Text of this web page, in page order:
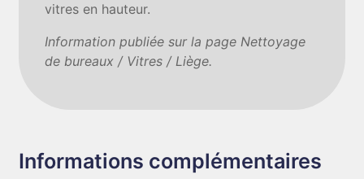
vitres en hauteur.
Information publiée sur la page Nettoyage
de bureaux / Vitres / Liège.
Informations complémentaires